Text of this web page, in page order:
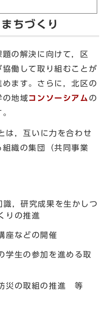
ちづくり
の解決に向けて，区
働して取り組むことが
ます。さらに，北区の
の地域コンソーシアム の
は，互いに力を合わせ
織の集団（共同事業
，研究成果を生かしつ
りの推進
座などの開催
学生の参加を進める取
災の取組の推進 等